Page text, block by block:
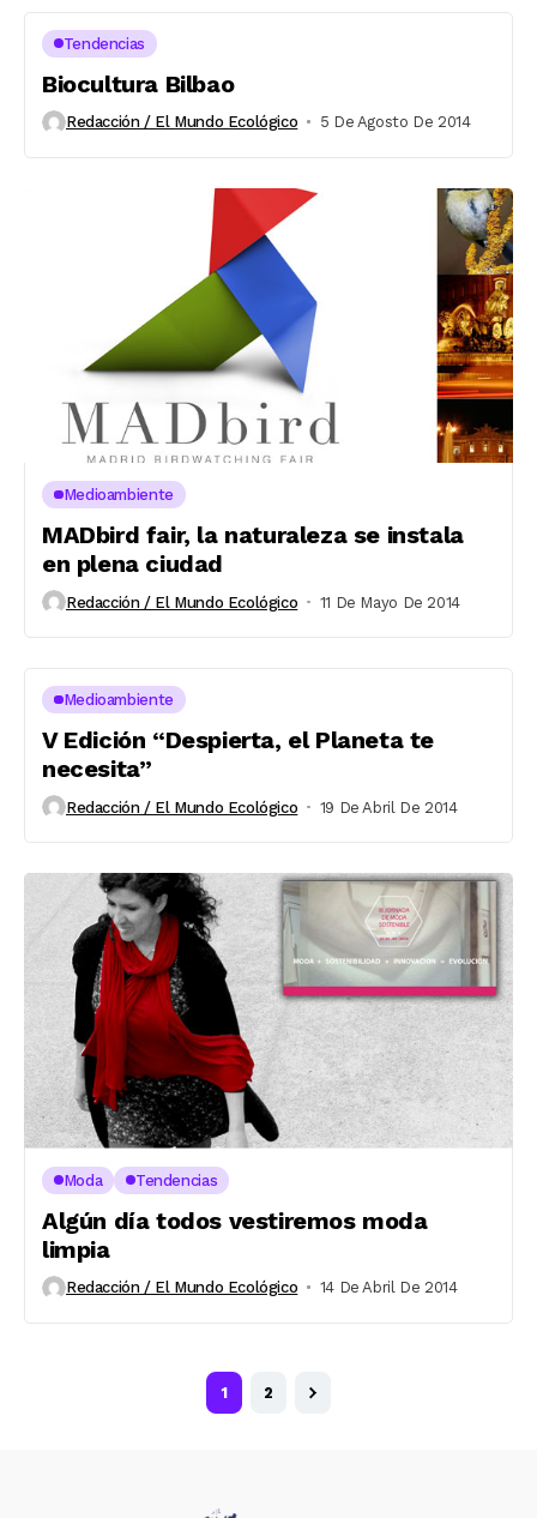
Tendencias
Biocultura Bilbao
Redacción / El Mundo Ecológico 5 De Agosto De 2014
Medioambiente
MADbird fair, la naturaleza se instala
en plena ciudad
Redacción / El Mundo Ecológico 11 De Mayo De 2014
Medioambiente
V Edición “Despierta, el Planeta te
necesita”
Redacción / El Mundo Ecológico 19 De Abril De 2014
Moda Tendencias
Algún día todos vestiremos moda
limpia
Redacción / El Mundo Ecológico 14 De Abril De 2014
1 2